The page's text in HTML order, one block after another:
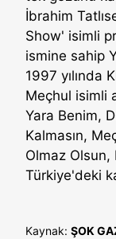
İbrahim
Show' isimli
ismine sahip
1997 yılında
Meçhul isimli
Yara Benim,
Kalmasın,
Olmaz Olsun,
Türkiye'deki
Kaynak: ŞOK